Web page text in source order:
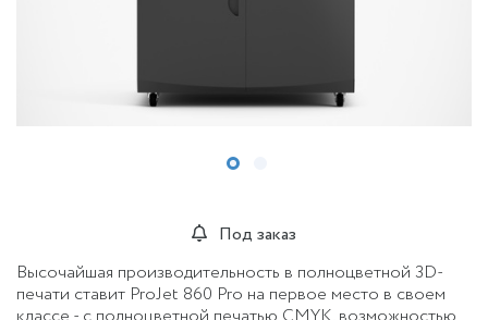
Под заказ
Высочайшая производительность в полноцветной 3D-
печати ставит ProJet 860 Pro на первое место в своем